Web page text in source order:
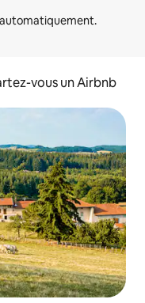
vous un Airbnb